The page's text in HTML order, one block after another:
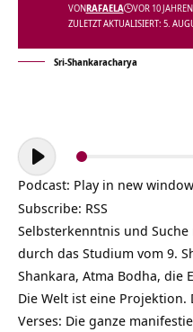
ZULETZT AKTUALISIERT: 5.
VONRAFAELA VOR 10 JAHREN
Sri-Shankaracharya
Audio-
Player
Podcast: Play in new window
Subscribe: RSS
Selbsterkenntnis und
durch das Studium vom 9.
Shankara, Atma Bodha, die
Die Welt ist eine Projektion.
Verses: Die ganze